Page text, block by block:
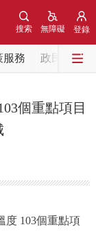
登錄
無障礙
搜索
服務 政民互動
個重點項目
103個重點項